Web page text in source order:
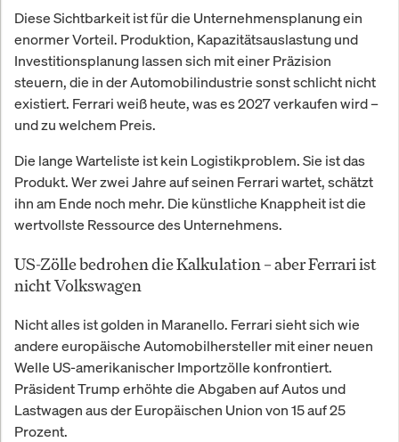
Diese Sichtbarkeit ist für die Unternehmensplanung ein
enormer Vorteil. Produktion, Kapazitätsauslastung und
Investitionsplanung lassen sich mit einer Präzision
steuern, die in der Automobilindustrie sonst schlicht nicht
existiert. Ferrari weiß heute, was es 2027 verkaufen wird –
und zu welchem Preis.
Die lange Warteliste ist kein Logistikproblem. Sie ist das
Produkt. Wer zwei Jahre auf seinen Ferrari wartet, schätzt
ihn am Ende noch mehr. Die künstliche Knappheit ist die
wertvollste Ressource des Unternehmens.
US-Zölle bedrohen die Kalkulation – aber Ferrari ist
nicht Volkswagen
Nicht alles ist golden in Maranello. Ferrari sieht sich wie
andere europäische Automobilhersteller mit einer neuen
Welle US-amerikanischer Importzölle konfrontiert.
Präsident Trump erhöhte die Abgaben auf Autos und
Lastwagen aus der Europäischen Union von 15 auf 25
Prozent.